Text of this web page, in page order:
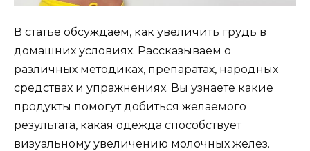
В статье обсуждаем, как увеличить грудь в
домашних условиях. Рассказываем о
различных методиках, препаратах, народных
средствах и упражнениях. Вы узнаете какие
продукты помогут добиться желаемого
результата, какая одежда способствует
визуальному увеличению молочных желез.